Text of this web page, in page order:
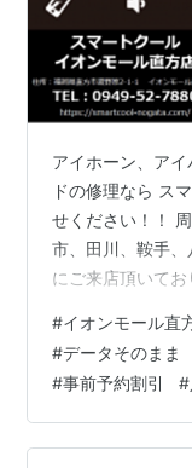
アイホーン、ア
ドの修理なら ス
せください！！
市、田川、鞍手
にご来店頂いて
やコーティングの
で ５５０円ＯＦ
iPhoneだけでな
よ♬ 是非、ご来
(*'ω'*) ⇒Web予約
#イオンモール直
#データそのまま
#事前予約割引 #